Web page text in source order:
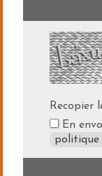
Recopier
En
politique